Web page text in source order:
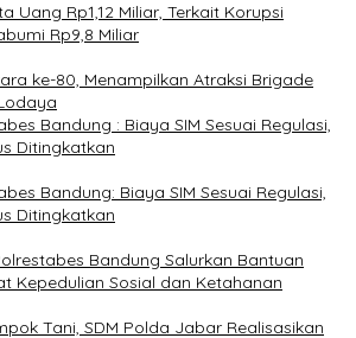
Uang Rp1,12 Miliar, Terkait Korupsi
Rp9,8 Miliar
ke-80, Menampilkan Atraksi Brigade
Bandung : Biaya SIM Sesuai Regulasi,
Ditingkatkan
Bandung: Biaya SIM Sesuai Regulasi,
Ditingkatkan
Bandung Salurkan Bantuan
Kepedulian Sosial dan Ketahanan
Tani, SDM Polda Jabar Realisasikan